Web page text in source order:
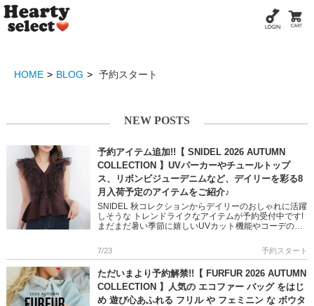
HOME BLOG 予約スタート
NEW POSTS
予約アイテム追加!!【 SNIDEL 2026 AUTUMN
COLLECTION 】UVパーカーやチュールトップ
ス、リボンビジューデニムなど、デイリーを彩る8
月入荷予定のアイテムをご紹介♪
SNIDEL 秋コレクションからデイリーのおしゃれに活躍
しそうな トレンドライクなアイテムが予約受付中です!
まだまだ暑い季節に嬉しいUVカット機能やコーデの主
えるスタ […]
7/23 予約スタート
ただいまより予約解禁!!【 FURFUR 2026 AUTUMN
COLLECTION 】人気の エコファー バッグ をはじ
め 遊び心あふれる フリル や フェミニン な ボウタ